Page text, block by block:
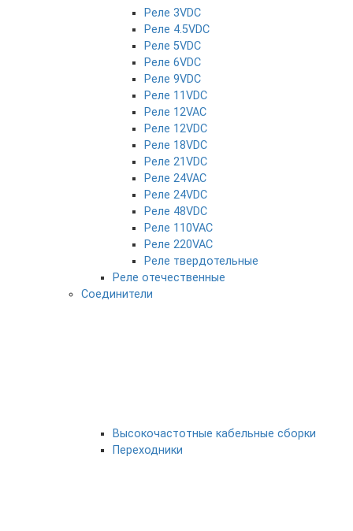
Реле 3VDC
Реле 4.5VDC
Реле 5VDC
Реле 6VDC
Реле 9VDC
Реле 11VDC
Реле 12VAC
Реле 12VDC
Реле 18VDC
Реле 21VDC
Реле 24VAC
Реле 24VDC
Реле 48VDC
Реле 110VAC
Реле 220VAC
Реле твердотельные
Реле отечественные
Соединители
Высокочастотные кабельные сборки
Переходники